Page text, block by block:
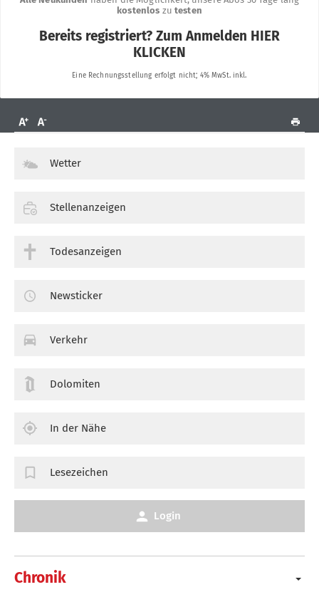
Chronik
Wetter
Stellenanzeigen
Todesanzeigen
Newsticker
Verkehr
Dolomiten
In der Nähe
Lesezeichen
Login